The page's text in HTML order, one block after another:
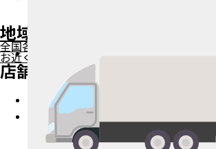
納入事例・地域別一覧
納入場所・地域別一覧
店舗別納入事例
道の駅・直売所
地域別納入場所一覧
全国各地の納入場所をご紹介します。
お近くの店舗で現物をご覧ください。
店舗種類別納入事例
おみやげ店
道の駅・直売所